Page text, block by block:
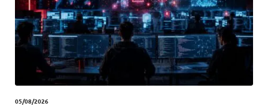
05/08/2026